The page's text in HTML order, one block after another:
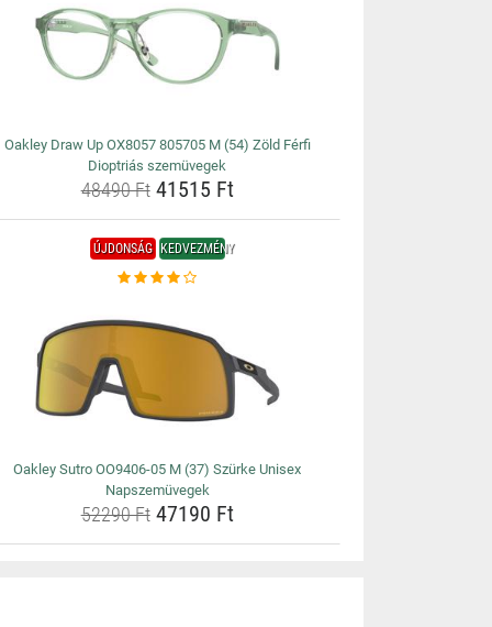
Oakley Draw Up OX8057 805705 M (54) Zöld Férfi
Dioptriás szemüvegek
48490 Ft41515 Ft
ÚJDONSÁG KEDVEZMÉNY
Oakley Sutro OO9406-05 M (37) Szürke Unisex
Napszemüvegek
52290 Ft47190 Ft